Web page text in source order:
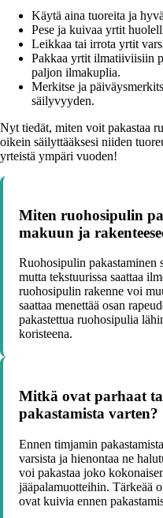
Käytä aina tuoreita ja
Pese ja kuivaa yrtit
Leikkaa tai irrota yrtit
Pakkaa yrtit ilmatiiviisiin
paljon ilmakuplia.
Merkitse ja
säilyvyyden.
Nyt tiedät, miten voit pakastaa
oikein säilyttääksesi niiden
yrteistä ympäri vuoden!
Miten ruohosipulin
makuun ja
Ruohosipulin pakastaminen
mutta tekstuurissa saattaa
ruohosipulin rakenne voi
saattaa menettää osan
pakastettua ruohosipulia
koristeena.
Mitkä ovat parhaat
pakastamista varten?
Ennen timjamin
varsista ja hienontaa ne
voi pakastaa joko
jääpalamuotteihin. Tärkeää
ovat kuivia ennen